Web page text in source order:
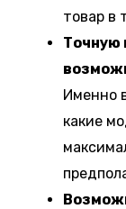
товар в
Точную
Именно
какие